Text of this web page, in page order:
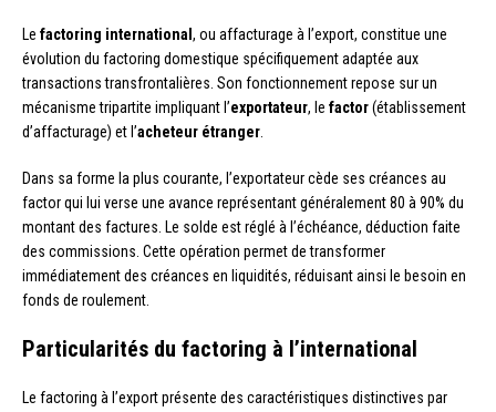
Le factoring international , ou affacturage à l’export, constitue une
évolution du factoring domestique spécifiquement adaptée aux
transactions transfrontalières. Son fonctionnement repose sur un
mécanisme tripartite impliquant l’exportateur, le factor(établissement
d’affacturage) et l’acheteur étranger
Dans sa forme la plus courante, l’exportateur cède ses créances au
factor qui lui verse une avance représentant généralement 80 à 90% du
montant des factures. Le solde est réglé à l’échéance, déduction faite
des commissions. Cette opération permet de transformer
immédiatement des créances en liquidités, réduisant ainsi le besoin en
fonds de roulement.
Particularités du factoring à l’international
Le factoring à l’export présente des caractéristiques distinctives par